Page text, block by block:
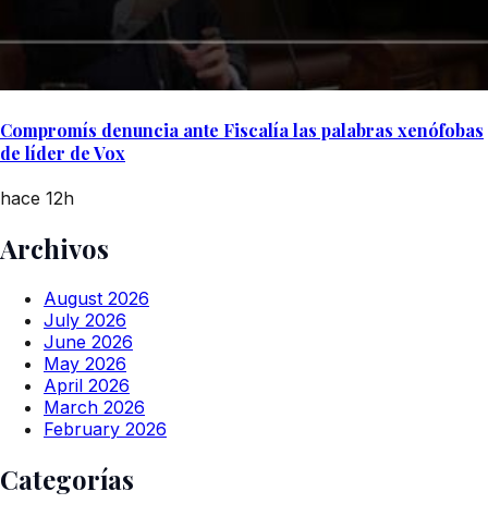
Compromís denuncia ante Fiscalía las palabras xenófobas
de líder de Vox
hace 12h
Archivos
August 2026
July 2026
June 2026
May 2026
April 2026
March 2026
February 2026
Categorías